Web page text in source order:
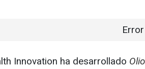
Innovation ha desarrollado